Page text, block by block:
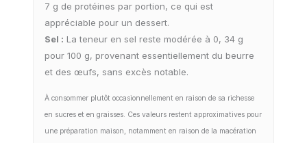
7 g de protéines par portion, ce qui est
appréciable pour un dessert.
Sel : La teneur en sel reste modérée à 0, 34 g
pour 100 g, provenant essentiellement du beurre
et des œufs, sans excès notable.
À consommer plutôt occasionnellement en raison de sa richesse
en sucres et en graisses. Ces valeurs restent approximatives pour
une préparation maison, notamment en raison de la macération